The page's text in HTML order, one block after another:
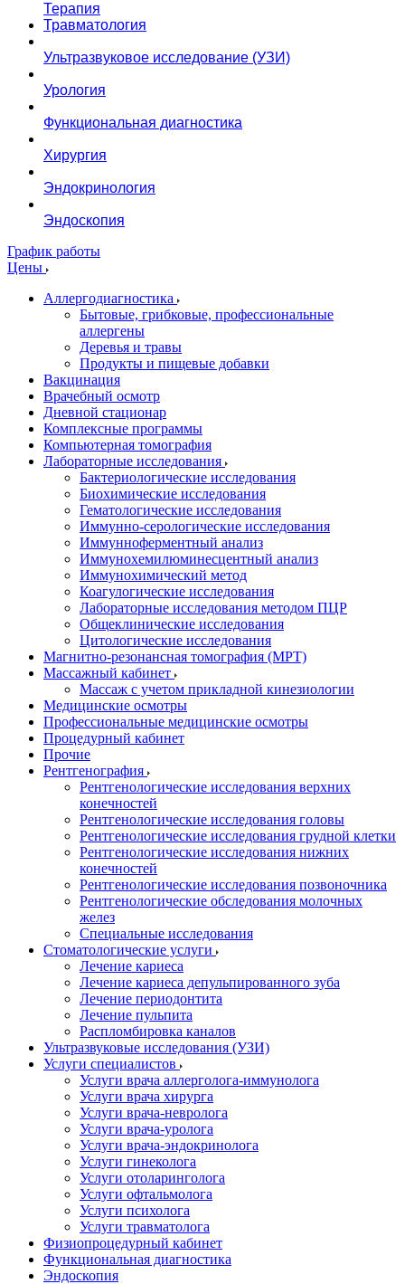
Терапия
Травматология
Ультразвуковое исследование (УЗИ)
Урология
Функциональная диагностика
Хирургия
Эндокринология
Эндоскопия
График работы
Цены
Аллергодиагностика
Бытовые, грибковые, профессиональные
аллергены
Деревья и травы
Продукты и пищевые добавки
Вакцинация
Врачебный осмотр
Дневной стационар
Комплексные программы
Компьютерная томография
Лабораторные исследования
Бактериологические исследования
Биохимические исследования
Гематологические исследования
Иммунно-серологические исследования
Иммунноферментный анализ
Иммунохемилюминесцентный анализ
Иммунохимический метод
Коагулогические исследования
Лабораторные исследования методом ПЦР
Общеклинические исследования
Цитологические исследования
Магнитно-резонансная томография (МРТ)
Массажный кабинет
Массаж с учетом прикладной кинезиологии
Медицинские осмотры
Профессиональные медицинские осмотры
Процедурный кабинет
Прочие
Рентгенография
Рентгенологические исследования верхних
конечностей
Рентгенологические исследования головы
Рентгенологические исследования грудной клетки
Рентгенологические исследования нижних
конечностей
Рентгенологические исследования позвоночника
Рентгенологические обследования молочных
желез
Специальные исследования
Стоматологические услуги
Лечение кариеса
Лечение кариеса депульпированного зуба
Лечение периодонтита
Лечение пульпита
Распломбировка каналов
Ультразвуковые исследования (УЗИ)
Услуги специалистов
Услуги врача аллерголога-иммунолога
Услуги врача хирурга
Услуги врача-невролога
Услуги врача-уролога
Услуги врача-эндокринолога
Услуги гинеколога
Услуги отоларинголога
Услуги офтальмолога
Услуги психолога
Услуги травматолога
Физиопроцедурный кабинет
Функциональная диагностика
Эндоскопия